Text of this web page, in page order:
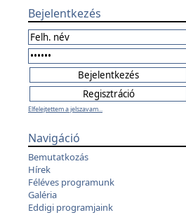
Bejelentkezés
Elfelejtettem a jelszavam...
Navigáció
Bemutatkozás
Hírek
Féléves programunk
Galéria
Eddigi programjaink